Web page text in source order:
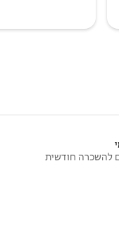
להשכרה חודשית